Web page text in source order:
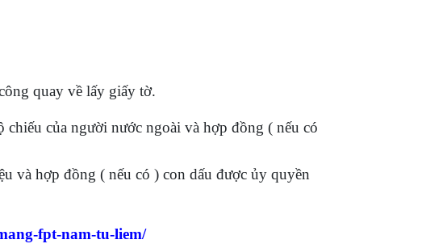
quay về lấy giấy tờ.
của người nước ngoài và hợp đồng ( nếu có
và hợp đồng ( nếu có ) con dấu được ủy quyền
fpt-nam-tu-liem/